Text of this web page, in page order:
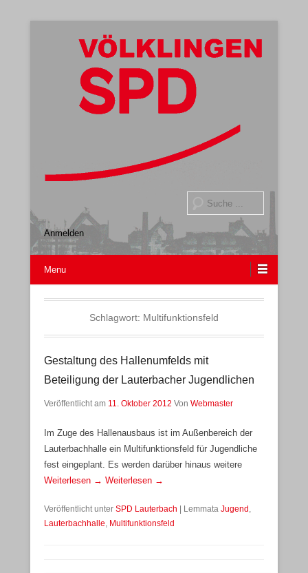
Anmelden
Menu
Schlagwort: Multifunktionsfeld
Gestaltung des Hallenumfelds mit
Beteiligung der Lauterbacher Jugendlichen
Veröffentlicht am 11. Oktober 2012 Von Webmaster
Im Zuge des Hallenausbaus ist im Außenbereich der
Lauterbachhalle ein Multifunktionsfeld für Jugendliche
fest eingeplant. Es werden darüber hinaus weitere
Weiterlesen → Weiterlesen →
Veröffentlicht unter SPD Lauterbach Lemmata Jugend ,
Lauterbachhalle, Multifunktionsfeld